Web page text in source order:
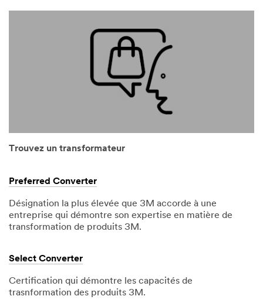
Trouvez un transformateur
Preferred Converter
Désignation la plus élevée que 3M accorde à une
entreprise qui démontre son expertise en matière de
transformation de produits 3M.
Select Converter
Certification qui démontre les capacités de
trasnformation des produits 3M.